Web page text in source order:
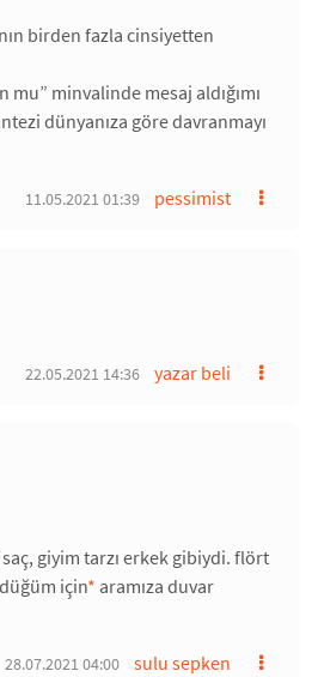
birden fazla cinsiyetten
minvalinde mesaj aldığımı
dünyanıza göre davranmayı
pessimist
11.05.2021 01:39
yazar beli
22.05.2021 14:36
giyim tarzı erkek gibiydi. flört
için* aramıza duvar
sulu sepken
28.07.2021 04:00